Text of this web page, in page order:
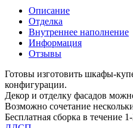
Описание
Отделка
Внутреннее наполнение
Информация
Отзывы
Готовы изготовить шкафы-
конфигурации.
Декор и отделку фасадов
Возможно сочетание
Бесплатная сборка в течение